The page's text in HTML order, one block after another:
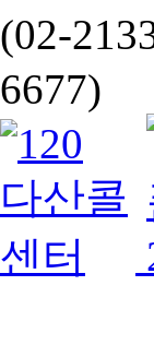
(02-
6677)